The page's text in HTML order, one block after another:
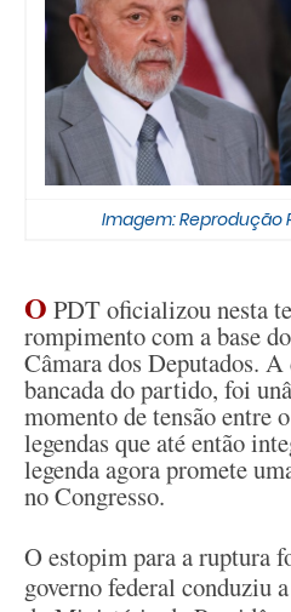
Imagem: Reprodução
O PDT oficializou nesta
rompimento com a base
Câmara dos Deputados. A
bancada do partido, foi
momento de tensão entre
legendas que até então
legenda agora promete
no Congresso.
O estopim para a ruptura
governo federal conduziu